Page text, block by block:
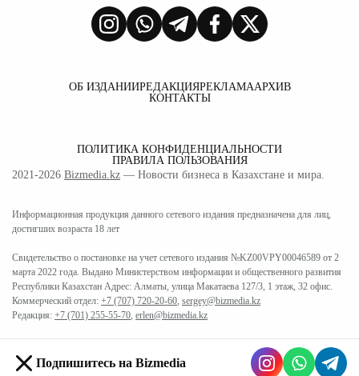
ОБ ИЗДАНИИРЕДАКЦИЯРЕКЛАМААРХИВ
КОНТАКТЫ
ПОЛИТИКА КОНФИДЕНЦИАЛЬНОСТИ
ПРАВИЛА ПОЛЬЗОВАНИЯ
2021-2026 Bizmedia.kz — Новости бизнеса в Казахстане и мира.
Информационная продукция данного сетевого издания предназначена для лиц,
достигших возраста 18 лет
Свидетельство о постановке на учет сетевого издания №KZ00VPY00046589 от 2
марта 2022 года. Выдано Министерством информации и общественного развития
Республики Казахстан Адрес: Алматы, улица Макатаева 127/3, 1 этаж, 32 офис.
Коммерческий отдел: +7 (707) 720-20-60, sergey@bizmedia.kz
Редакция: +7 (701) 255-55-70, erlen@bizmedia.kz
Подпишитесь на Bizmedia